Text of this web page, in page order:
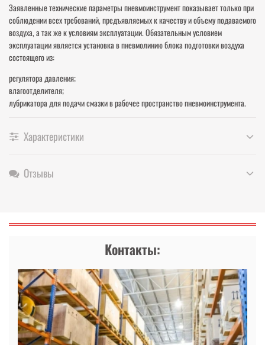
Заявленные технические параметры пневмоинструмент показывает только при
соблюдении всех требований, предъявляемых к качеству и объему подаваемого
воздуха, а так же к условиям эксплуатации. Обязательным условием
эксплуатации является установка в пневмолинию блока подготовки воздуха
состоящего из:
регулятора давления;
влагоотделителя;
лубрикатора для подачи смазки в рабочее пространство пневмоинструмента.
Характеристики
Отзывы
Контакты: